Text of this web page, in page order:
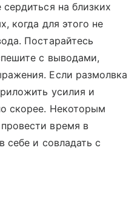
на близких
когда для этого не
Постарайтесь
с выводами,
Если размолвка
усилия и
скорее. Некоторым
время в
себе и совладать с